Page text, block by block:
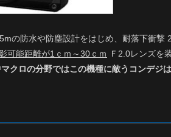
の防水や防塵設計をはじめ、耐落下衝
可能距離が1ｃｍ～30ｃｍ
Ｆ2.0レンズを
クロの分野ではこの機種に敵うコンデジ